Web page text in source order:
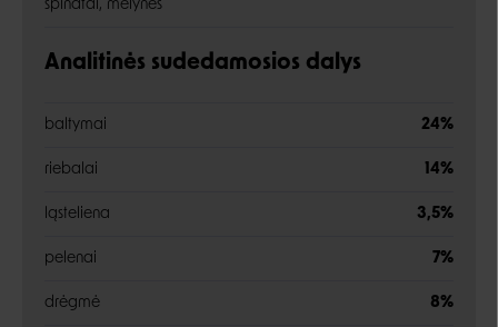
špinatai, mėlynės
Analitinės sudedamosios dalys
baltymai 24%
riebalai 14%
ląsteliena 3,5%
pelenai 7%
drėgmė 8%